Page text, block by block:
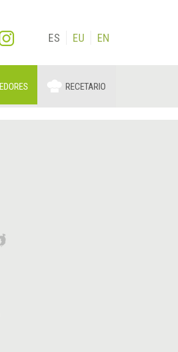
ES EU EN
RECETARIO